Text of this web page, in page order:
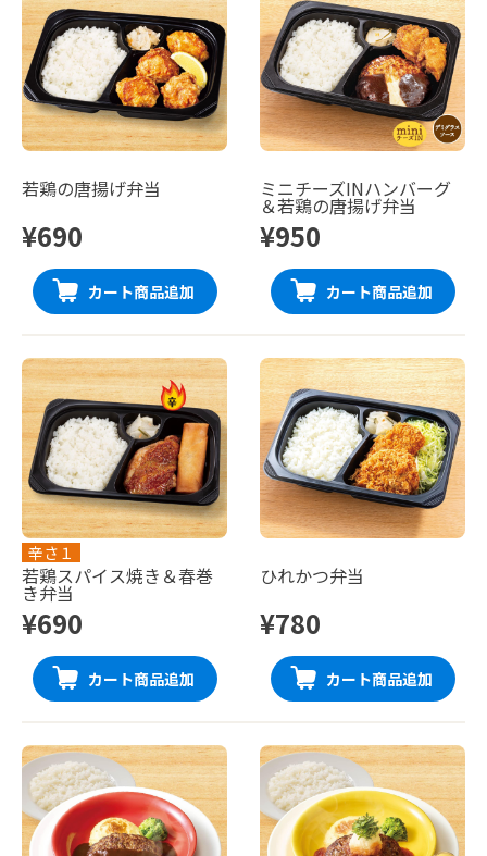
若鶏の唐揚げ弁当
¥690
カート商品追加
ミニチーズINハンバーグ
＆若鶏の唐揚げ弁当
¥950
カート商品追加
辛さ１
若鶏スパイス焼き＆春巻
き弁当
¥690
カート商品追加
ひれかつ弁当
¥780
カート商品追加